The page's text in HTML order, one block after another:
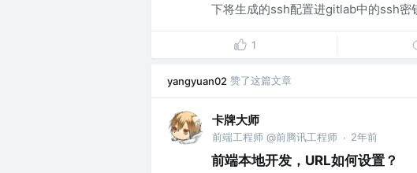
下将生成的ssh配置进gitlab中的ssh密
1
yangyuan02 赞了这篇文章
卡牌大师
前端工程师 @前腾讯工程师 · 2年前
前端本地开发，URL如何设置？